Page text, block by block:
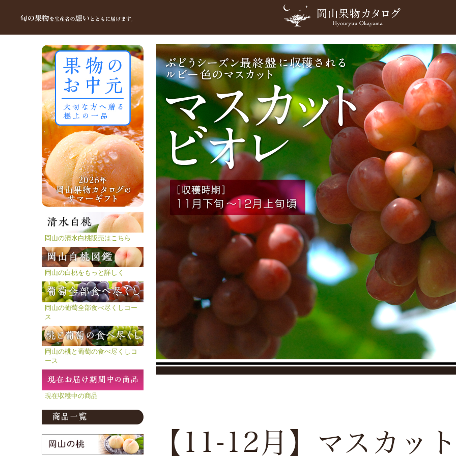
岡山の清水白桃販売はこちら
岡山の白桃をもっと詳しく
岡山の葡萄全部食べ尽くしコー
ス
岡山の桃と葡萄の食べ尽くしコ
ース
現在収穫中の商品
【11-12月】マスカッ